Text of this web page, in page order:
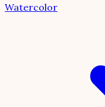
Watercolor